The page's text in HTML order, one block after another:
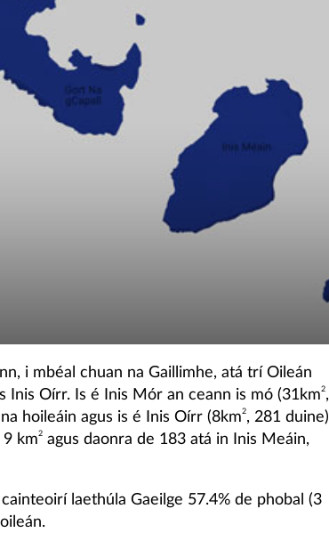
i mbéal chuan na Gaillimhe, atá trí Oileán
Inis Oírr. Is é Inis Mór an ceann is mó (31km2,
hoileáin agus is é Inis Oírr (8km2, 281 duine)
9 km2 agus daonra de 183 atá in Inis Meáin,
laethúla Gaeilge 57.4% de phobal (3